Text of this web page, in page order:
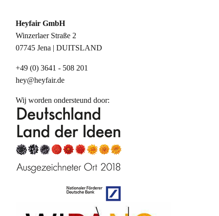
Heyfair GmbH
Winzerlaer Straße 2
07745 Jena | DUITSLAND
+49 (0) 3641 - 508 201
hey@heyfair.de
Wij worden ondersteund door: